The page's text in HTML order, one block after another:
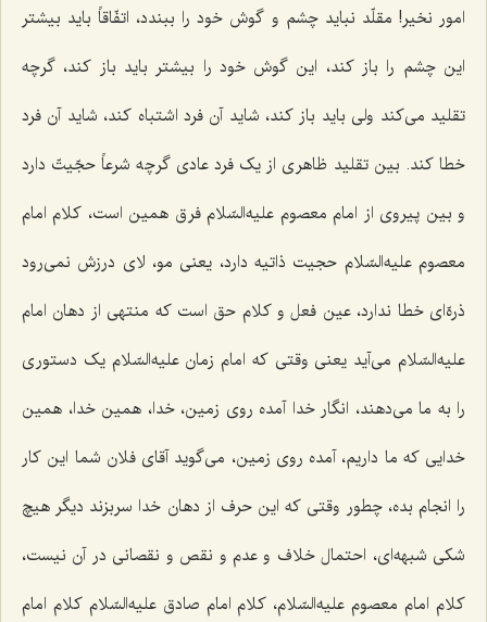
امور نخیر! مقلّد نباید چشم و گوش خود را ببندد، اتفّاقاً باید بیشتر
این چشم را باز کند، این گوش خود را بیشتر باید باز کند، گرچه
تقلید می‌کند ولی باید باز کند، شاید آن فرد اشتباه کند، شاید آن فرد
خطا کند. بین تقلید ظاهری از یک فرد عادی گرچه شرعاً حجّیتّ دارد
و بین پیروی از امام معصوم علیه‌السّلام فرق همین است، کلام امام
معصوم علیه‌السّلام حجیت ذاتیه دارد، یعنی مو، لای درزش نمی‌رود
ذرهّ‌ای خطا ندارد، عین فعل و کلام حق است که منتهی از دهان امام
علیه‌السّلام می‌آید یعنی وقتی که امام زمان علیه‌السّلام یک دستوری
را به ما می‌دهند، انگار خدا آمده روی زمین، خدا، همین خدا، همین
خدایی که ما داریم، آمده روی زمین، می‌گوید آقای فلان شما این کار
را انجام بده، چطور وقتی که این حرف از دهان خدا سربزند دیگر هیچ
شکی شبهه‌ای، احتمال خلاف و عدم و نقص و نقصانی در آن نیست،
کلام امام معصوم علیه‌السّلام، کلام امام صادق علیه‌السّلام کلام امام